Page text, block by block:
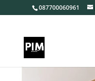
087700060961